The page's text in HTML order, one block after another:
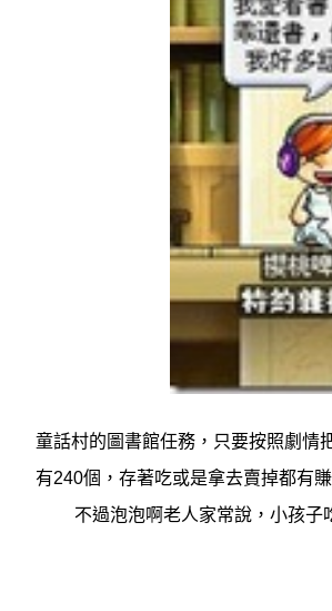
童話村的圖書館任務，只要按照劇情
有240個，存著吃或是拿去賣掉都有
不過泡泡啊老人家常說，小孩子